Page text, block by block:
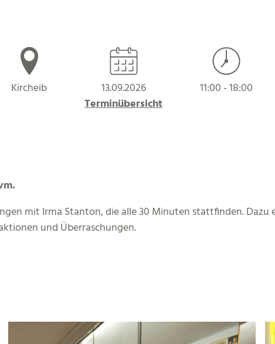
Kircheib
13.09.2026
Terminübersicht
11:00 - 18:00
mit Irma Stanton, die alle 30 Minuten stattfinden. Dazu
und Überraschungen.